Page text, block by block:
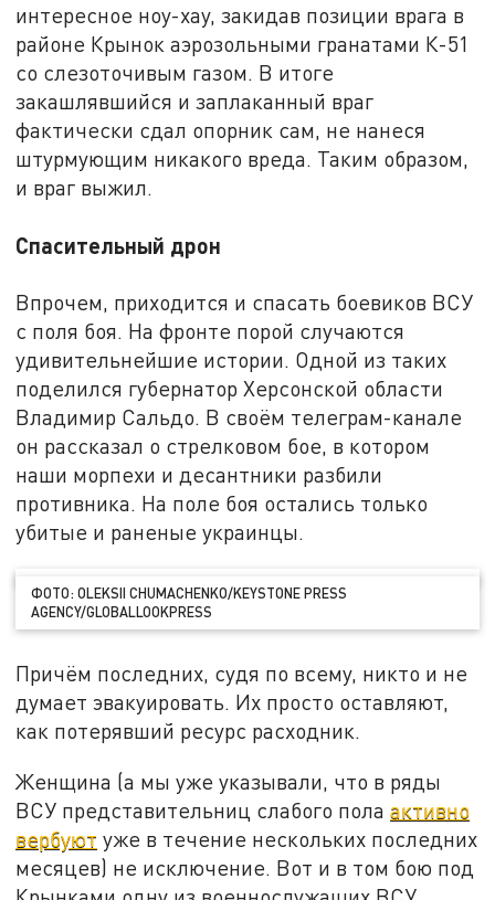
интересное ноу-хау, закидав позиции врага в
районе Крынок аэрозольными гранатами К-51
со слезоточивым газом. В итоге
закашлявшийся и заплаканный враг
фактически сдал опорник сам, не нанеся
штурмующим никакого вреда. Таким образом,
и враг выжил.
Спасительный дрон
Впрочем, приходится и спасать боевиков ВСУ
с поля боя. На фронте порой случаются
удивительнейшие истории. Одной из таких
поделился губернатор Херсонской области
Владимир Сальдо. В своём телеграм-канале
он рассказал о стрелковом бое, в котором
наши морпехи и десантники разбили
противника. На поле боя остались только
убитые и раненые украинцы.
ФОТО: OLEKSII CHUMACHENKO/KEYSTONE PRESS
AGENCY/GLOBALLOOKPRESS
Причём последних, судя по всему, никто и не
думает эвакуировать. Их просто оставляют,
как потерявший ресурс расходник.
Женщина (а мы уже указывали, что в ряды
ВСУ представительниц слабого полаактивно
вербуют уже в течение нескольких последних
месяцев) не исключение. Вот и в том бою под